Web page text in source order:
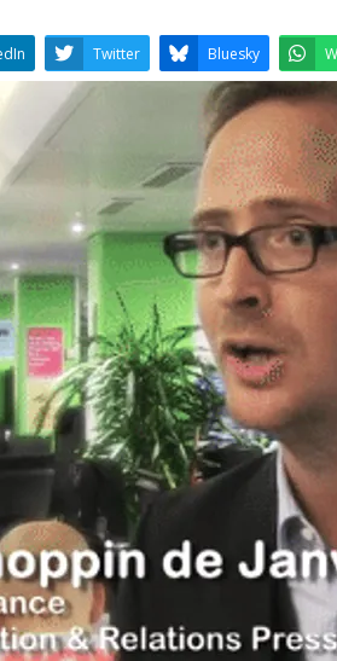
LinkedIn Twitter